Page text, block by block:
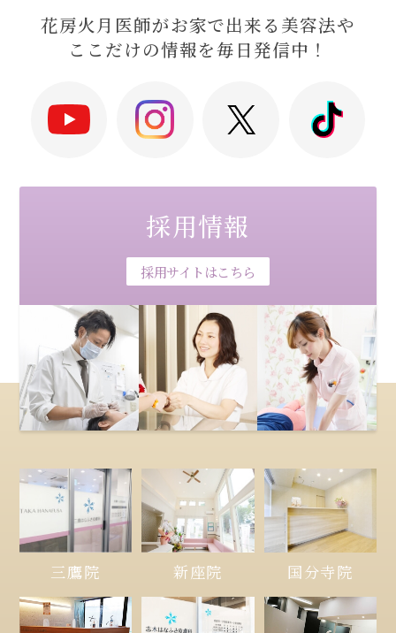
花房火月医師がお家で出来る美容法や
ここだけの情報を毎日発信中！
採用情報
採用サイトはこちら
三鷹院 新座院 国分寺院